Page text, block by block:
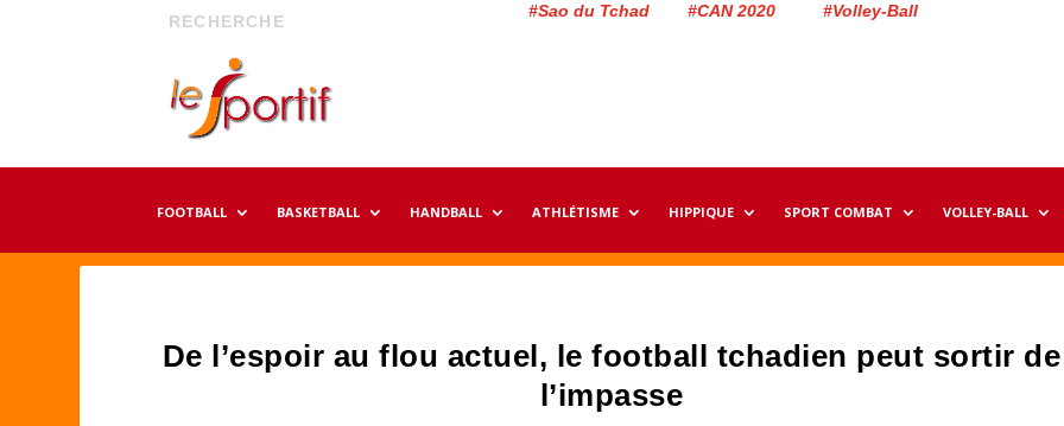
#Sao du Tchad #CAN 2020 #Volley-Ball
FOOTBALL BASKETBALL HANDBALL ATHLÉTISME HIPPIQUE SPORT COMBAT VOLLEY-BALL
De l’espoir au flou actuel, le football tchadien peut sortir de
l’impasse